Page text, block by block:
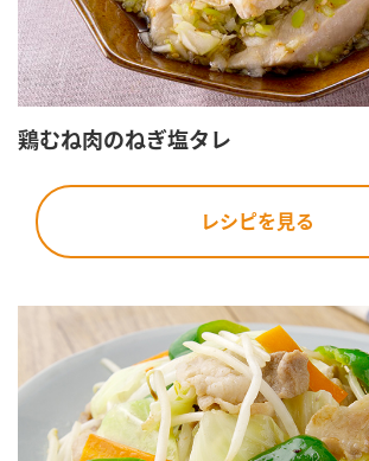
鶏むね肉のねぎ塩タレ
レシピを見る